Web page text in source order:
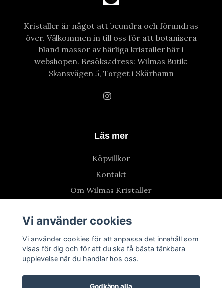
Kristaller är något att beundra och förundras
över. Välkommen in till oss för att botanisera
bland massor av härliga kristaller här i
webshopen. Besöksadress: Wilmas Butik:
Skansvägen 5, Torget i Skärhamn
Läs mer
Köpvillkor
Kontakt
Om Wilmas Kristaller
Vi använder cookies
Vi använder cookies för att anpassa det innehåll som
visas för dig och för att du ska få bästa tänkbara
upplevelse när du handlar hos oss.
Godkänn alla